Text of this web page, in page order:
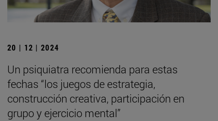
20 | 12 | 2024
Un psiquiatra recomienda para estas
fechas “los juegos de estrategia,
construcción creativa, participación en
grupo y ejercicio mental”